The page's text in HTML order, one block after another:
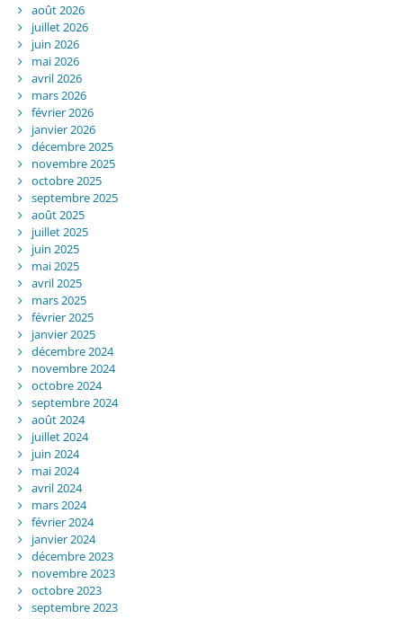
août 2026
juillet 2026
juin 2026
mai 2026
avril 2026
mars 2026
février 2026
janvier 2026
décembre 2025
novembre 2025
octobre 2025
septembre 2025
août 2025
juillet 2025
juin 2025
mai 2025
avril 2025
mars 2025
février 2025
janvier 2025
décembre 2024
novembre 2024
octobre 2024
septembre 2024
août 2024
juillet 2024
juin 2024
mai 2024
avril 2024
mars 2024
février 2024
janvier 2024
décembre 2023
novembre 2023
octobre 2023
septembre 2023